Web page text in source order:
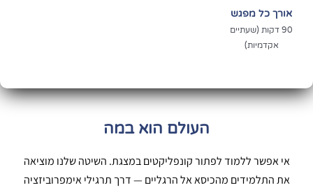
אורך כל מפגש
90 דקות (שעתיים
אקדמיות)
העולם הוא במה
אי אפשר ללמוד לפתור קונפליקטים במצגת. השיטה שלנו מוציאה
את התלמידים מהכיסא אל הרגליים — דרך תרגילי אימפרוביזציה